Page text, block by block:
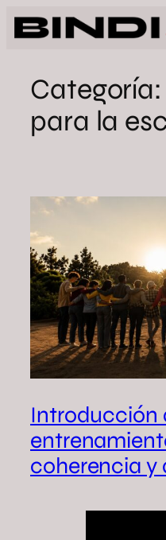
Saltar
al
Categoría:
para la
Introducción
coherencia y